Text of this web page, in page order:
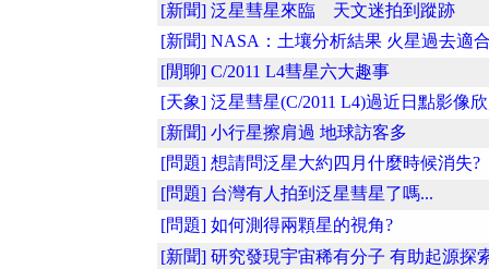
[新聞] 泛星彗星來臨 天文迷拍到蹤跡
[新聞] NASA：土壤分析結果 火星過去適
[閒聊] C/2011 L4彗星六大趣事
[天象] 泛星彗星(C/2011 L4)過近日點影像
[新聞] 小行星擦肩過 地球訪客多
[問題] 想請問泛星大約四月什麼時候消失?
[問題] 台灣有人拍到泛星彗星了嗎...
[問題] 如何測得兩顆星的視角?
[新聞] 研究發現宇宙稀有分子 有助起源探